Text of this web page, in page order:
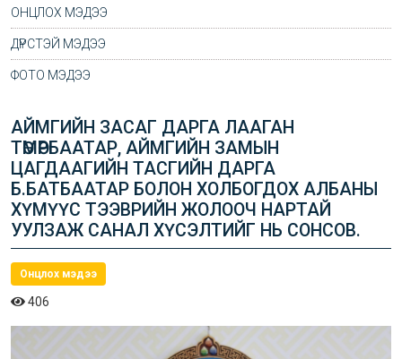
ОНЦЛОХ МЭДЭЭ
ДҮРСТЭЙ МЭДЭЭ
ФОТО МЭДЭЭ
АЙМГИЙН ЗАСАГ ДАРГА ЛААГАН
ТӨМӨРБААТАР, АЙМГИЙН ЗАМЫН
ЦАГДААГИЙН ТАСГИЙН ДАРГА
Б.БАТБААТАР БОЛОН ХОЛБОГДОХ АЛБАНЫ
ХҮМҮҮС ТЭЭВРИЙН ЖОЛООЧ НАРТАЙ
УУЛЗАЖ САНАЛ ХҮСЭЛТИЙГ НЬ СОНСОВ.
Онцлох мэдээ
406